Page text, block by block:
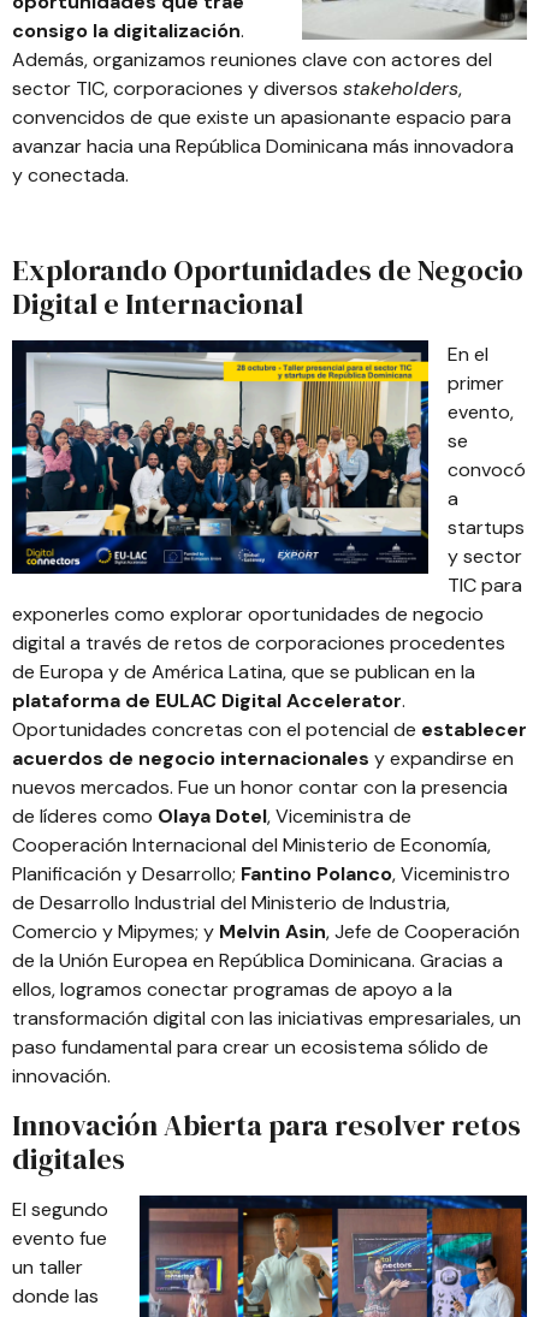
consigo la digitalización.
Además, organizamos reuniones clave con actores del
sector TIC, corporaciones y diversos stakeholders,
convencidos de que existe un apasionante espacio para
avanzar hacia una República Dominicana más innovadora
y conectada.
Explorando Oportunidades de Negocio
Digital e Internacional
En el
primer
evento,
se
convocó
a
startups
y sector
TIC para
exponerles como explorar oportunidades de negocio
digital a través de retos de corporaciones procedentes
de Europa y de América Latina, que se publican en la
plataforma de EULAC Digital Accelerator.
Oportunidades concretas con el potencial de establecer
acuerdos de negocio internacionales y expandirse en
nuevos mercados. Fue un honor contar con la presencia
de líderes como Olaya Dotel, Viceministra de
Cooperación Internacional del Ministerio de Economía,
Planificación y Desarrollo; Fantino Polanco, Viceministro
de Desarrollo Industrial del Ministerio de Industria,
Comercio y Mipymes; y Melvin Asin, Jefe de Cooperación
de la Unión Europea en República Dominicana. Gracias a
ellos, logramos conectar programas de apoyo a la
transformación digital con las iniciativas empresariales, un
paso fundamental para crear un ecosistema sólido de
innovación.
Innovación Abierta para resolver retos
digitales
El segundo
evento fue
un taller
donde las